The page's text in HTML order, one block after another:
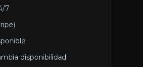
7
disponibilidad